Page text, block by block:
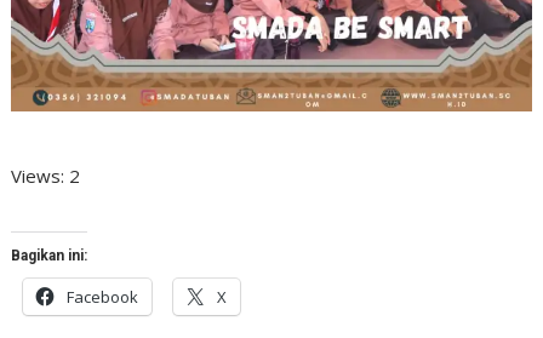
Views: 2
Bagikan ini:
Facebook X